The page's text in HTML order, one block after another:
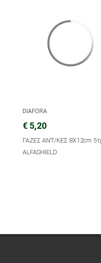
DIAFORA
€ 5,20
ΓΑΖΕΣ ΑΝΤ/ΚΕΣ 8X12cm
ALFASHIELD